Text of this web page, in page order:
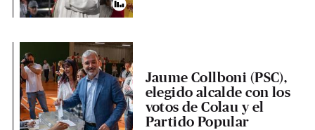
Jaume Collboni (PSC),
elegido alcalde con los
votos de Colau y el
Partido Popular